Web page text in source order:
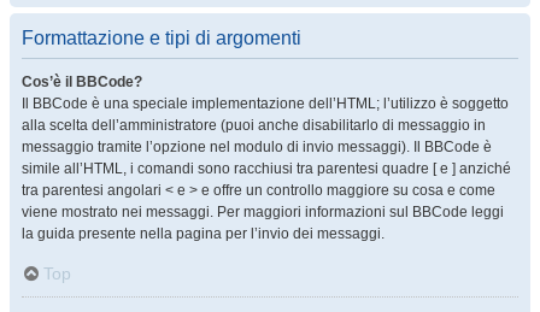
Formattazione e tipi di argomenti
Cos’è il BBCode?
Il BBCode è una speciale implementazione dell’HTML; l’utilizzo è soggetto
alla scelta dell’amministratore (puoi anche disabilitarlo di messaggio in
messaggio tramite l’opzione nel modulo di invio messaggi). Il BBCode è
simile all’HTML, i comandi sono racchiusi tra parentesi quadre [ e ] anziché
tra parentesi angolari < e > e offre un controllo maggiore su cosa e come
viene mostrato nei messaggi. Per maggiori informazioni sul BBCode leggi
la guida presente nella pagina per l’invio dei messaggi.
Top